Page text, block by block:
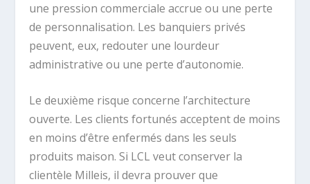
une pression commerciale accrue ou une perte
de personnalisation. Les banquiers privés
peuvent, eux, redouter une lourdeur
administrative ou une perte d’autonomie.
Le deuxième risque concerne l’architecture
ouverte. Les clients fortunés acceptent de moins
en moins d’être enfermés dans les seuls
produits maison. Si LCL veut conserver la
clientèle Milleis, il devra prouver que